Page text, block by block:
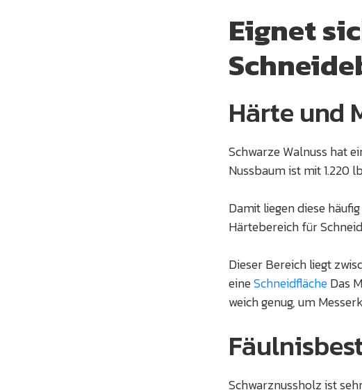
Eignet
Härte und
Schwarze Walnuss hat
Nussbaum ist mit 1.220
Damit liegen diese
Härtebereich für
Dieser Bereich liegt
eineSchneidflächeDas
weich genug, um
Schwarznussholz ist